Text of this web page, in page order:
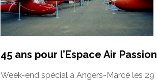
45 ans pour l’Espace Air Passion
Week-end spécial à Angers-Marcé les 29